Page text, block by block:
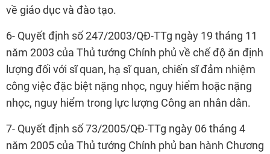
về giáo dục và đào tạo.
6- Quyết định số 247/2003/QĐ-TTg ngày 19 tháng 11
năm 2003 của Thủ tướng Chính phủ về chế độ ăn định
lượng đối với sĩ quan, hạ sĩ quan, chiến sĩ đảm nhiệm
công việc đặc biệt nặng nhọc, nguy hiểm hoặc nặng
nhọc, nguy hiểm trong lực lượng Công an nhân dân.
7- Quyết định số 73/2005/QĐ-TTg ngày 06 tháng 4
năm 2005 của Thủ tướng Chính phủ ban hành Chương